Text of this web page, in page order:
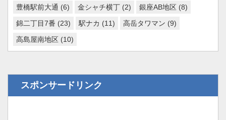
豊橋駅前大通 (6) 金シャチ横丁 (2) 銀座AB地区 (8)
錦二丁目7番 (23) 駅ナカ (11) 高岳タワマン (9)
高島屋南地区 (10)
スポンサードリンク